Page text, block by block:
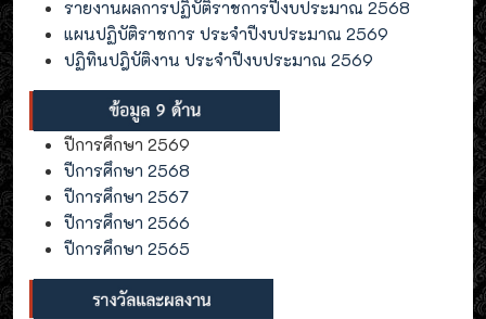
รายงานผลการปฏิบัติราชการปีงบประมาณ 2568
แผนปฏิบัติราชการ ประจำปีงบประมาณ 2569
ปฏิทินปฎิบัติงาน ประจำปีงบประมาณ 2569
ปีการศึกษา 2569
ปีการศึกษา 2568
ปีการศึกษา 2567
ปีการศึกษา 2566
ปีการศึกษา 2565